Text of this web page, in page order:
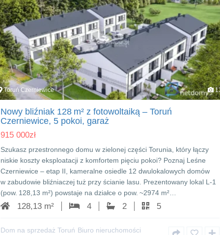
Toruń Czerniewice
Nowy bliźniak 128 m² z fotowoltaiką – Toruń
Czerniewice, 5 pokoi, garaż
915 000zł
Szukasz przestronnego domu w zielonej części Torunia, który łączy
niskie koszty eksploatacji z komfortem pięciu pokoi? Poznaj Leśne
Czerniewice – etap II, kameralne osiedle 12 dwulokalowych domów
w zabudowie bliźniaczej tuż przy ścianie lasu. Prezentowany lokal L‑1
(pow. 128,13 m²) powstaje na działce o pow. ~2974 m²…
128,13 m² 4 2 5
Dom na sprzedaż Toruń Biuro nieruchomości